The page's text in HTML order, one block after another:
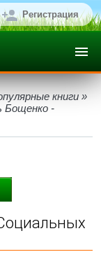
Регистрация
книги »
Бощенко -